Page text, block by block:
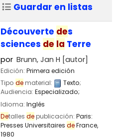
Guardar en listas
Découverte des
sciences de la Terre
por Brunn, Jan H [autor]
Edición: Primera edición
Tipo dematerial: Texto;
Audiencia: Especializado;
Idioma: Inglés
Detalles depublicación: Paris:
Presses Universitaires deFrance,
1980